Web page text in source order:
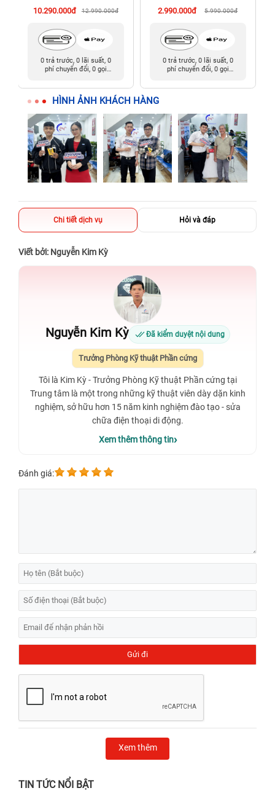
10.290.000đ 12.990.000đ
0 trả trước, 0 lãi suất, 0
phí chuyển đổi, 0 gọi
2.990.000đ 5.990.000đ
0 trả trước, 0 lãi suất, 0
phí chuyển đổi, 0 gọi
HÌNH ẢNH KHÁCH HÀNG
Chi tiết dịch vụ Hỏi và đáp
Viết bởi: Nguyễn Kim Kỳ
Nguyễn Kim Kỳ Đã kiểm duyệt nội dung
Trưởng Phòng Kỹ thuật Phần cứng
Tôi là Kim Kỳ - Trưởng Phòng Kỹ thuật Phần cứng tại
Trung tâm là một trong những kỹ thuật viên dày dặn kinh
nghiệm, sở hữu hơn 15 năm kinh nghiệm đào tạo - sửa
chữa điện thoại di động.
Xem thêm thông tin
Đánh giá:
Xem thêm
TIN TỨC NỔI BẬT